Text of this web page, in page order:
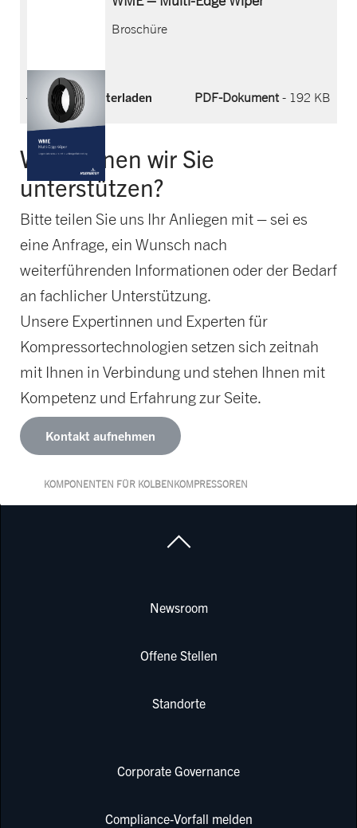
Broschüre
Jetzt herunterladen PDF-Dokument- 192 KB
Wie können wir Sie
unterstützen?
Bitte teilen Sie uns Ihr Anliegen mit – sei es
eine Anfrage, ein Wunsch nach
weiterführenden Informationen oder der Bedarf
an fachlicher Unterstützung.
Unsere Expertinnen und Experten für
Kompressortechnologien setzen sich zeitnah
mit Ihnen in Verbindung und stehen Ihnen mit
Kompetenz und Erfahrung zur Seite.
Kontakt aufnehmen
KOMPONENTEN FÜR KOLBENKOMPRESSOREN
Newsroom
Offene Stellen
Standorte
Corporate Governance
Compliance-Vorfall melden